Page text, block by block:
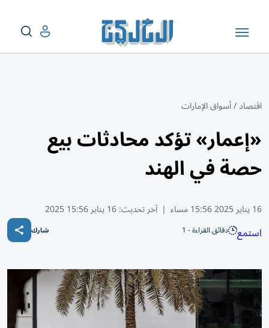
اقتصاد/أسواق الإمارات
«إعمار» تؤكد محادثات بيع
حصة في الهند
16 يناير 2025 15:56 مساء | آخر تحديث:16 يناير 15:56 2025
استمع دقائق القراءة - 1 شارك